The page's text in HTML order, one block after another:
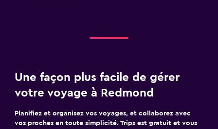
Une façon plus facile de gérer
votre voyage à Redmond
Planifiez et organisez vos voyages, et collaborez avec
vos proches en toute simplicité. Trips est gratuit et vous